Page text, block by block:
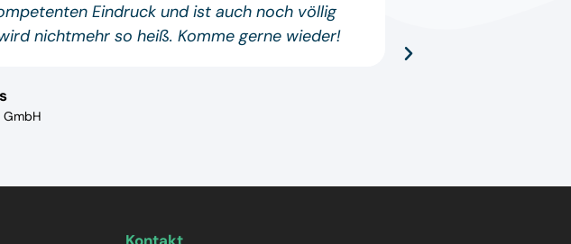
Eindruck und ist auch noch völlig
nichtmehr so heiß. Komme gerne wieder!
GmbH